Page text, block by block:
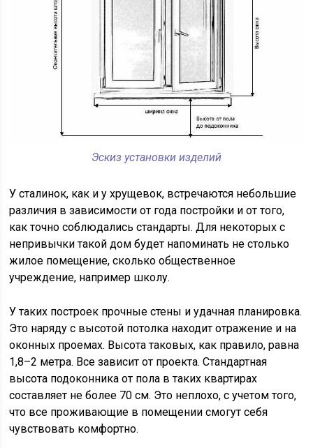
Эскиз установки изделий
У сталинок, как и у хрущевок, встречаются небольшие
различия в зависимости от года постройки и от того,
как точно соблюдались стандарты. Для некоторых с
непривычки такой дом будет напоминать не столько
жилое помещение, сколько общественное
учреждение, например школу.
У таких построек прочные стены и удачная планировка.
Это наряду с высотой потолка находит отражение и на
оконных проемах. Высота таковых, как правило, равна
1,8–2 метра. Все зависит от проекта. Стандартная
высота подоконника от пола в таких квартирах
составляет не более 70 см. Это неплохо, с учетом того,
что все проживающие в помещении смогут себя
чувствовать комфортно.